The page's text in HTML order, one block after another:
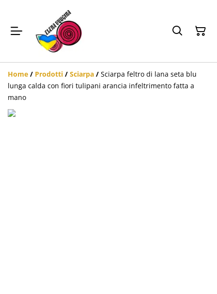
Home / Prodotti / Sciarpa / Sciarpa feltro di lana seta blu
lunga calda con fiori tulipani arancia infeltrimento fatta a
mano